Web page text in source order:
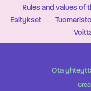
Rules and values of
Esitykset
Ota